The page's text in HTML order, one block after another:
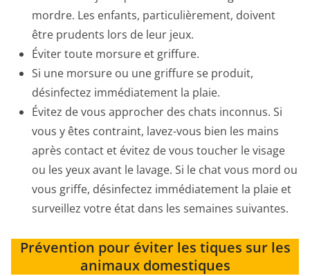
mordre. Les enfants, particulièrement, doivent
être prudents lors de leur jeux.
Éviter toute morsure et griffure.
Si une morsure ou une griffure se produit,
désinfectez immédiatement la plaie.
Évitez de vous approcher des chats inconnus. Si
vous y êtes contraint, lavez-vous bien les mains
après contact et évitez de vous toucher le visage
ou les yeux avant le lavage. Si le chat vous mord ou
vous griffe, désinfectez immédiatement la plaie et
surveillez votre état dans les semaines suivantes.
Prévention pour éviter les tiques sur les
animaux domestiques